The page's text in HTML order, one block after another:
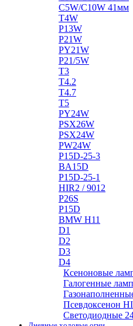
C5W/C10W 41мм
T4W
P13W
P21W
PY21W
P21/5W
T3
T4.2
T4.7
T5
PY24W
PSX26W
PSX24W
PW24W
P15D-25-3
BA15D
P15D-25-1
HIR2 / 9012
P26S
P15D
BMW H11
D1
D2
D3
D4
Ксеноновые
Галогенные
Псевдоксенон
Cветодиодные